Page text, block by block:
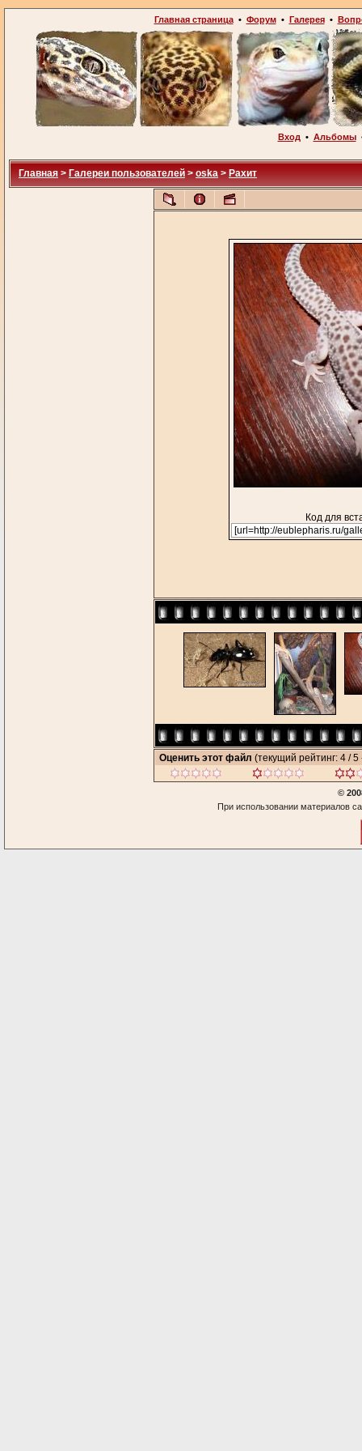
Главная страница• Форум• Галерея•
Вход • Альбомы
Главная > Галереи пользователей > oska > Рахит
Код для
Оценить этот файл (текущий рейтинг: 4 / 5
©
При использовании материалов